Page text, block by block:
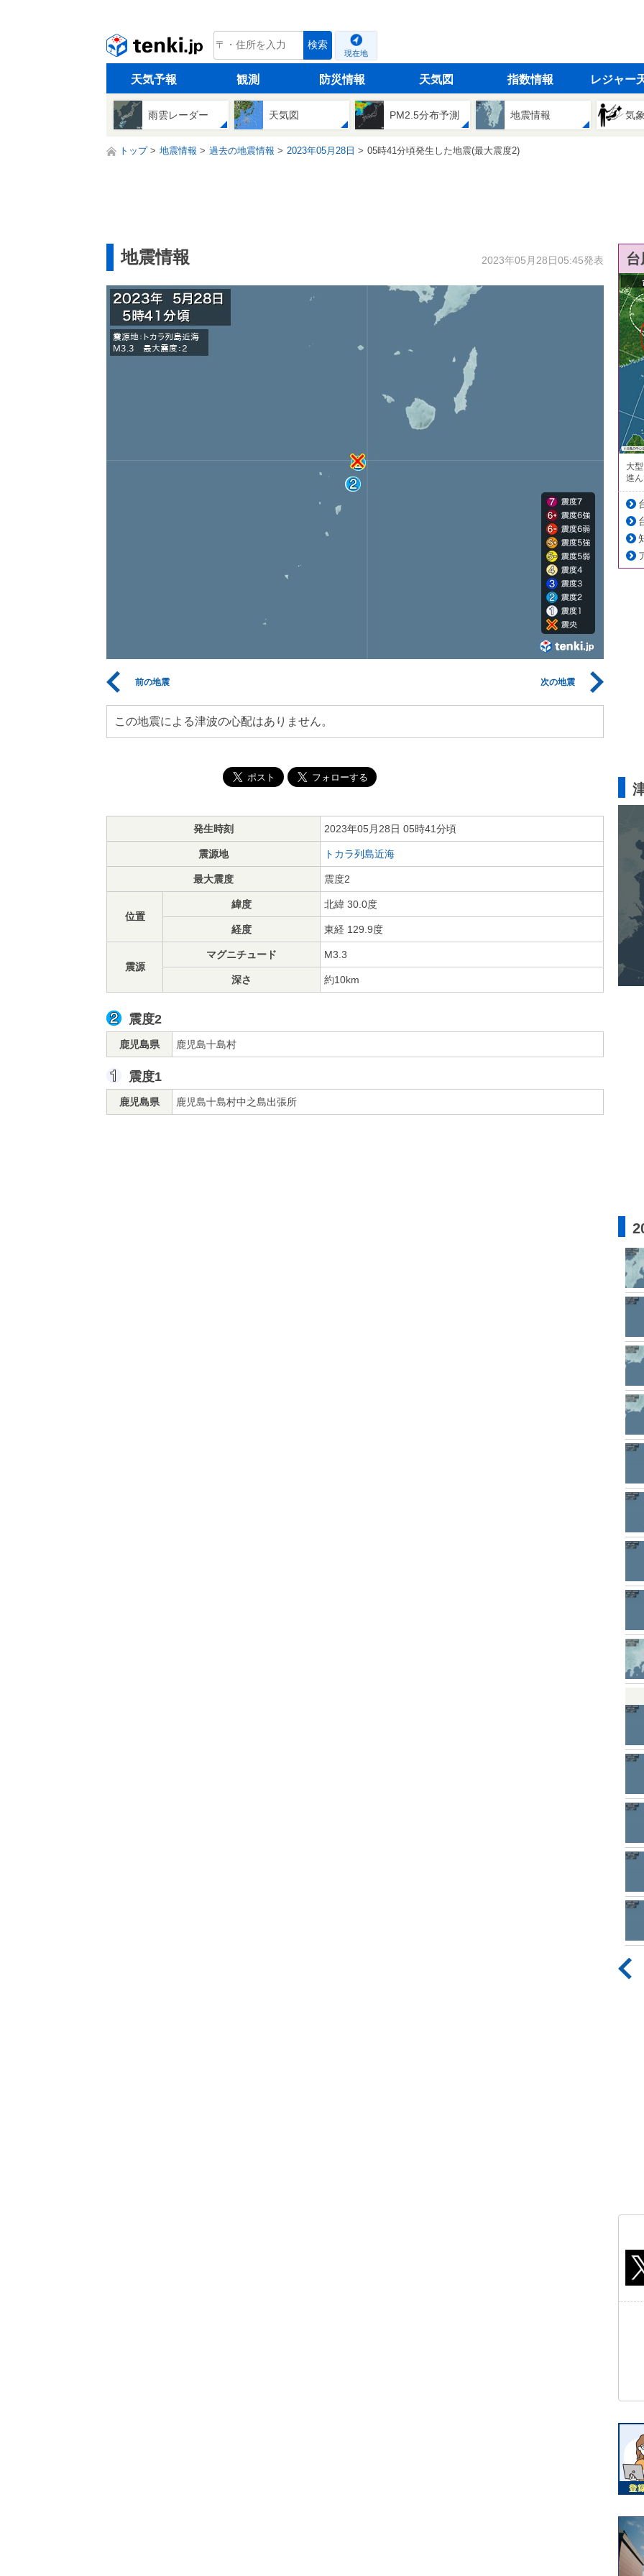
tenki.jp 検索
現在地
天気予報 観測 防災情報 天気図 指数情報 レジャー
雨雲レーダー 天気図 PM2.5分布予測 地震情報 気
トップ 地震情報 過去の地震情報 2023年05月28日 05時41分頃発生した地震(最大震度2)
地震情報 2023年05月28日05:45発表
前の地震 次の地震
この地震による津波の心配はありません。
発生時刻 2023年05月28日 05時41分頃
震源地 トカラ列島近海
最大震度 震度2
位置
緯度 北緯 30.0度
経度 東経 129.9度
震源
マグニチュード M3.3
深さ 約10km
震度2
鹿児島県 鹿児島十島村
震度1
鹿児島県 鹿児島十島村中之島出張所
大
進